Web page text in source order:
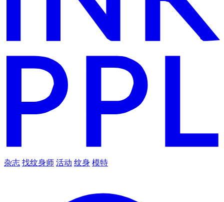
杂志 找纹身师 活动 纹身 模特